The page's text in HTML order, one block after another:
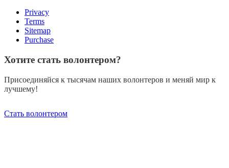
Privacy
Terms
Sitemap
Purchase
Хотите стать волонтером?
Присоединяйся к тысячам наших волонтеров и меняй мир к
лучшему!
Стать волонтером